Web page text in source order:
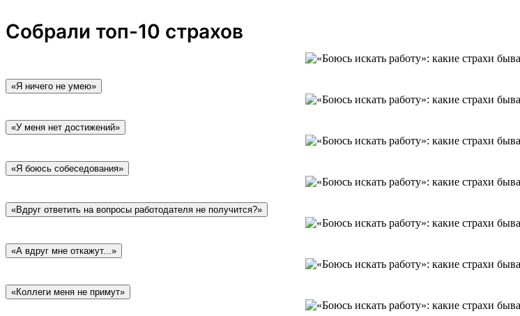
Собрали топ-10 страхов
«Я ничего не умею»
«У меня нет достижений»
«Я боюсь собеседования»
«Вдруг ответить на вопросы работодателя не получится?»
«А вдруг мне откажут...»
«Коллеги меня не примут»